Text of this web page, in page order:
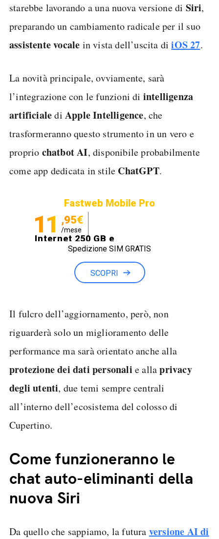
starebbe lavorando a una nuova versione di Siri,
preparando un cambiamento radicale per il suo
assistente vocale in vista dell’uscita diiOS 27.
La novità principale, ovviamente, sarà
l’integrazione con le funzioni di intelligenza
artificialediApple Intelligence, che
trasformeranno questo strumento in un vero e
proprio chatbot AI, disponibile probabilmente
come app dedicata in stile ChatGPT.
Fastweb Mobile Pro
11 ,95€
/mese
Internet 250 GB e
Minuti illimitati
Spedizione SIM GRATIS
SCOPRI
Il fulcro dell’aggiornamento, però, non
riguarderà solo un miglioramento delle
performance ma sarà orientato anche alla
protezione dei dati personali e allaprivacy
degli utenti, due temi sempre centrali
all’interno dell’ecosistema del colosso di
Cupertino.
Come funzioneranno le
chat auto-eliminanti della
nuova Siri
Da quello che sappiamo, la futura versione AI di